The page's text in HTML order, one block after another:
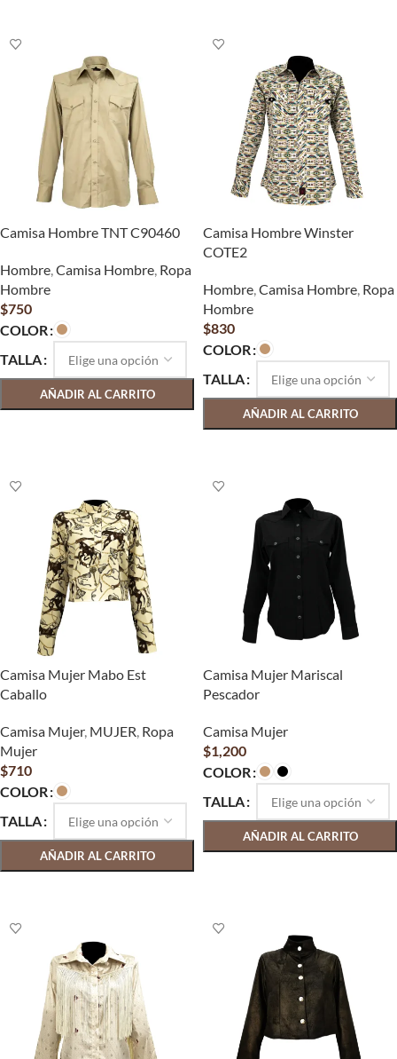
Camisa Hombre TNT C90460
Hombre,Camisa Hombre, Ropa
Hombre
$750
COLOR
TALLA
AÑADIR AL CARRITO
Camisa Hombre Winster
COTE2
Hombre,Camisa Hombre, Ropa
Hombre
$830
COLOR
TALLA
AÑADIR AL CARRITO
Camisa Mujer Mabo Est
Caballo
Camisa Mujer, MUJER, Ropa
Mujer
$710
COLOR
TALLA
AÑADIR AL CARRITO
Camisa Mujer Mariscal
Pescador
Camisa Mujer
$1,200
COLOR
TALLA
AÑADIR AL CARRITO